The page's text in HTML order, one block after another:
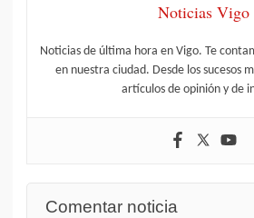
Noticias Vigo
Noticias de última hora en Vigo. Te
en nuestra ciudad. Desde los sucesos
artículos de opinión y de
Comentar noticia